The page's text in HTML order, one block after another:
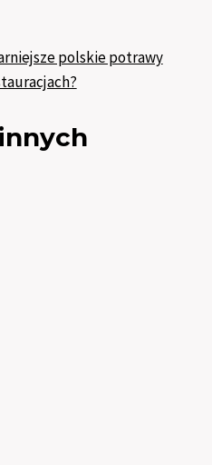
polskie potrawy